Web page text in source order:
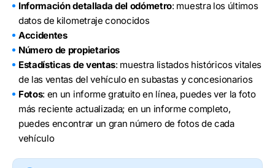
Información detallada del odómetro: muestra los últimos
datos de kilometraje conocidos
Accidentes
Número de propietarios
Estadísticas de ventas: muestra listados históricos vitales
de las ventas del vehículo en subastas y concesionarios
Fotos: en un informe gratuito en línea, puedes ver la foto
más reciente actualizada; en un informe completo,
puedes encontrar un gran número de fotos de cada
vehículo